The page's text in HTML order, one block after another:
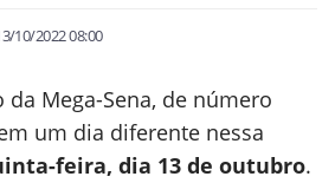
10/2022 08:00
Mega-Sena, de número
um dia diferente nessa
feira, dia 13 de outubro.